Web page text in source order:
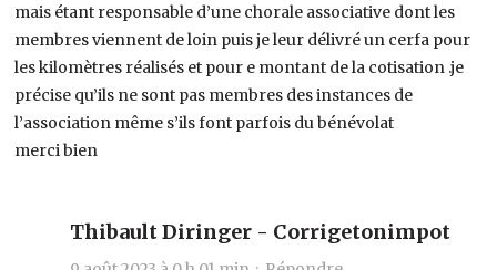
mais étant responsable d’une chorale associative dont les
membres viennent de loin puis je leur délivré un cerfa pour
les kilomètres réalisés et pour e montant de la cotisation .je
précise qu’ils ne sont pas membres des instances de
l’association même s’ils font parfois du bénévolat
merci bien
Thibault Diringer - Corrigetonimpot